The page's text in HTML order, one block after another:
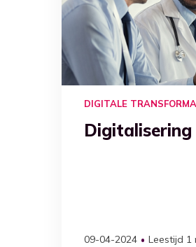
DIGITALE
09-04-2024 Leestijd 1